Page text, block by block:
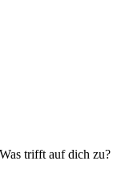
trifft auf dich zu?